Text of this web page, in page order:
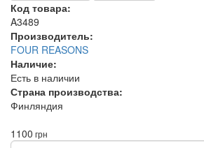
Код товара:
A3489
Производитель:
FOUR REASONS
Наличие:
Есть в наличии
Страна производства:
Финляндия
1100 грн